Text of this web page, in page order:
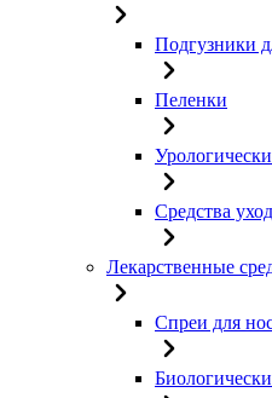
Подгузники
Пеленки
Средства
Лекарственные
Спреи для